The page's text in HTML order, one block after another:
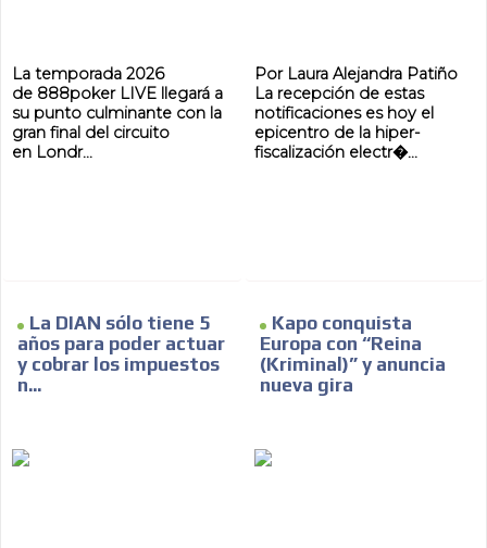
La temporada 2026
de 888poker LIVE llegará a
su punto culminante con la
gran final del circuito
en Londr...
Por Laura Alejandra Patiño
La recepción de estas
notificaciones es hoy el
epicentro de la hiper-
fiscalización electr�...
La DIAN sólo tiene 5
años para poder actuar
y cobrar los impuestos
n...
Kapo conquista
Europa con “Reina
(Kriminal)” y anuncia
nueva gira
ADVERTISEMENT
ADVERTISEMENT